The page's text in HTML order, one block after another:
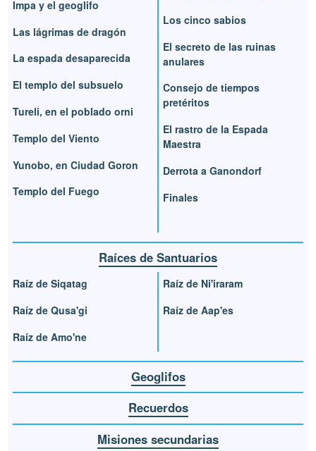
Impa y el geoglifo
Las lágrimas de dragón
La espada desaparecida
El templo del subsuelo
Tureli, en el poblado orni
Templo del Viento
Yunobo, en Ciudad Goron
Templo del Fuego
Los cinco sabios
El secreto de las ruinas
anulares
Consejo de tiempos
pretéritos
El rastro de la Espada
Maestra
Derrota a Ganondorf
Finales
Raíces de Santuarios
Raíz de Siqatag
Raíz de Qusa'gi
Raíz de Amo'ne
Raíz de Ni'iraram
Raíz de Aap'es
Geoglifos
Recuerdos
Misiones secundarias